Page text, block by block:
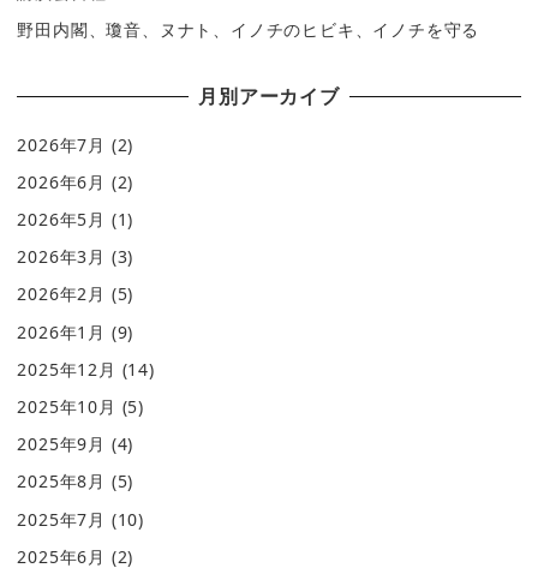
野田内閣、瓊音、ヌナト、イノチのヒビキ、イノチを守る
月別アーカイブ
2026年7月 (2)
2026年6月 (2)
2026年5月 (1)
2026年3月 (3)
2026年2月 (5)
2026年1月 (9)
2025年12月 (14)
2025年10月 (5)
2025年9月 (4)
2025年8月 (5)
2025年7月 (10)
2025年6月 (2)